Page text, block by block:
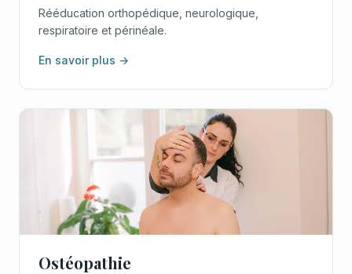
Rééducation orthopédique, neurologique,
respiratoire et périnéale.
En savoir plus →
Ostéopathie